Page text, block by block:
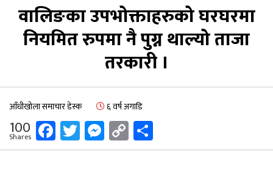
वालिङका उपभोक्ताहरुको घरघरमा
नियमित रुपमा नै पुग्न थाल्यो ताजा
तरकारी ।
आँधीखोला समाचार डेस्क ६ वर्ष अगाडि
100
Shares Facebook
Twitter
Messenger
Copy
Link